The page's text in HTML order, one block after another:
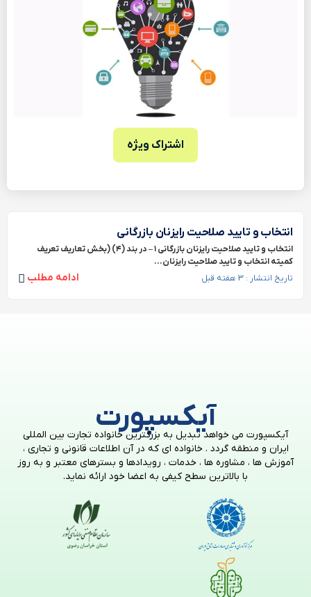
اشتراک ویژه
انتخاب و تایید صلاحیت رایزنان بازرگانی
انتخاب و تایید صلاحیت رایزنان بازرگانی ۱ – در بند (۴) (بخش تعاریف تعریف
کمیته انتخاب و تایید صلاحیت رایزنان...
ادامه مطلب تاریخ انتشار : 3 هفته قبل
آیکسپورت
آیکسپورت می خواهد تبدیل به بزرگترین خانواده تجارت بین المللی
ایران و منطقه گردد . خانواده ای که در آن اطلاعات قانونی و تجاری ،
آموزش ها ، مشاوره ها ، خدمات ، رویدادها و بسترهای معتبر و به روز
با بالاترین سطح کیفی به اعضا خود ارائه نماید.